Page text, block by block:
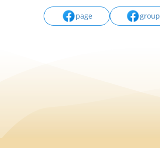
page group